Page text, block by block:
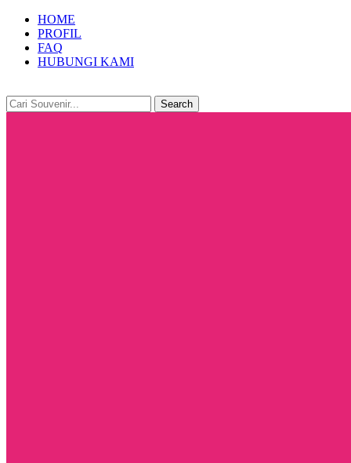
HOME
PROFIL
FAQ
HUBUNGI KAMI